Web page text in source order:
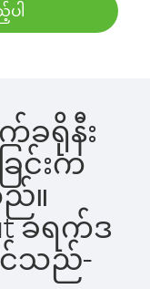
ါ
က်ခရိုနီး
ြင်းက
။
ခရက်ဒ
င်သည်-